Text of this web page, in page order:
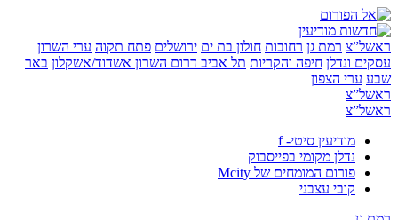
רמת גן רחובות חולון בת ים ירושלים פתח תקוה ערי השרון
ונדלן חיפה והקריות תל אביבדרום השרון אשדוד/אשקלון באר
ערי הצפון
מודיעין סיטי- f
נדלן מקומי בפייסבוק
פורום המומחים של Mcity
קובי עצבני